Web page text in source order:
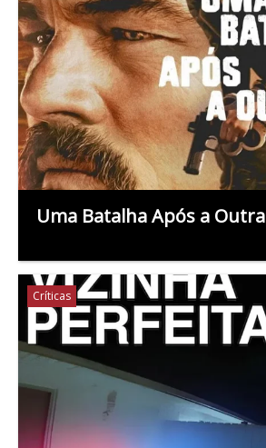
Uma Batalha Após a Outra
Críticas